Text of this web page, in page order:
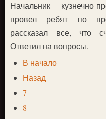
Начальник кузнечно-
провел ребят по
рассказал все, что
Ответил на вопросы.
В начало
Назад
7
8